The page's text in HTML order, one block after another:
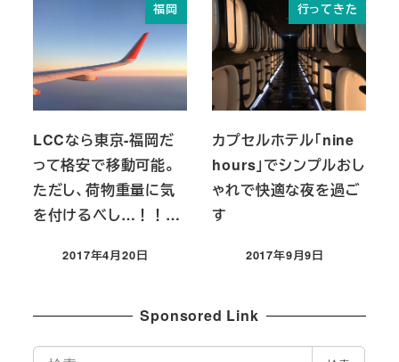
福岡
LCCなら東京-福岡だ
って格安で移動可能。
ただし、荷物重量に気
を付けるべし…！！…
投稿日
2017年4月20日
行ってきた
カプセルホテル「nine
hours」でシンプルおし
ゃれで快適な夜を過ご
す
投稿日
2017年9月9日
Sponsored Link
検